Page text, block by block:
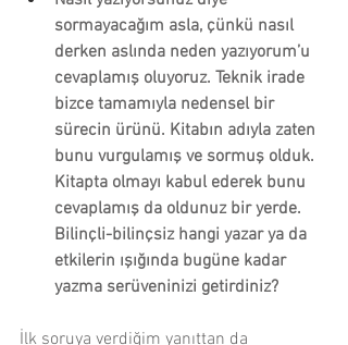
sormayacağım asla, çünkü nasıl
derken aslında neden yazıyorum’u
cevaplamış oluyoruz. Teknik irade
bizce tamamıyla nedensel bir
sürecin ürünü. Kitabın adıyla zaten
bunu vurgulamış ve sormuş olduk.
Kitapta olmayı kabul ederek bunu
cevaplamış da oldunuz bir yerde.
Bilinçli-bilinçsiz hangi yazar ya da
etkilerin ışığında bugüne kadar
yazma serüveninizi getirdiniz?
İlk soruya verdiğim yanıttan da